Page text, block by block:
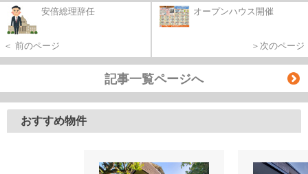
安倍総理辞任
＜ 前のページ
オープンハウス開催
＞次のページ
記事一覧ページへ
おすすめ物件